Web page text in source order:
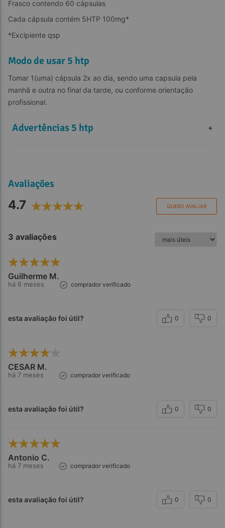
Frasco contendo 60 cápsulas
Cada cápsula contém 5HTP 100mg*
*Excipiente qsp
Modo de usar 5 htp
Tomar 1(uma) cápsula 2x ao dia, sendo uma capsula pela
manhã e outra no final da tarde, ou conforme orientação
profissional.
Advertências 5 htp +
Avaliações
4.7 QUERO AVALIAR
3 avaliações
Guilherme M.
há 6 meses comprador verificado
esta avaliação foi útil? 0 0
CESAR M.
há 7 meses comprador verificado
esta avaliação foi útil? 0 0
Antonio C.
há 7 meses comprador verificado
esta avaliação foi útil? 0 0